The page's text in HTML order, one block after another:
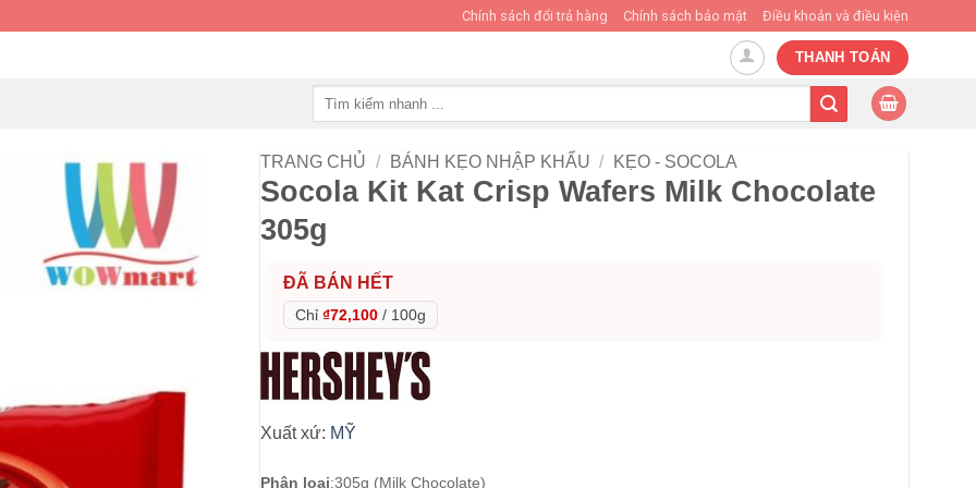
Chính sách đổi trả hàng Chính sách bảo mật Điều khoản và điều kiện
THANH TOÁN
TRANG CHỦ / BÁNH KẸO NHẬP KHẨU / KẸO - SOCOLA
Socola Kit Kat Crisp Wafers Milk Chocolate
305g
ĐÃ BÁN HẾT
Chỉ ₫72,100 / 100g
Xuất xứ: MỸ
Phân loại:305g (Milk Chocolate)